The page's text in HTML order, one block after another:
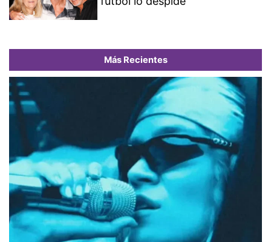
Más Recientes